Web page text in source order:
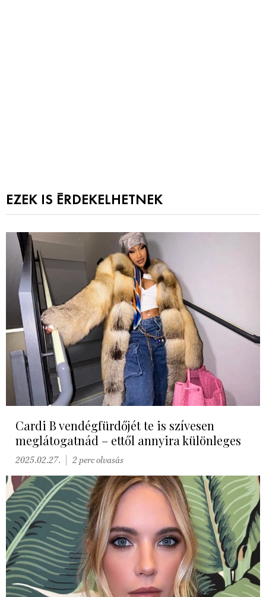
EZEK IS ÉRDEKELHETNEK
Cardi B vendégfürdőjét te is szívesen
meglátogatnád – ettől annyira különleges
2025.02.27. 2 perc olvasás